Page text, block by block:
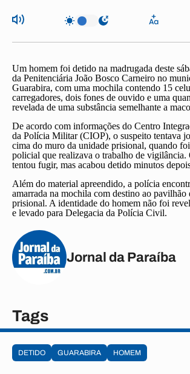
Um homem foi detido na madrugada deste
da Penitenciária João Bosco Carneiro no
Guarabira, com uma mochila contendo 15
carregadores, dois fones de ouvido e uma
revelada de uma substância semelhante a
De acordo com informações do Centro
da Polícia Militar (CIOP), o suspeito tentava
cima do muro da unidade prisional, quando
policial que realizava o trabalho de vigilância.
tentou fugir, mas acabou detido minutos
Além do material apreendido, a polícia
amarrada na mochila com destino ao pavilhão
prisional. A identidade do homem não foi
e levado para Delegacia da Polícia Civil.
Jornal da Paraíba
Tags
DETIDO GUARABIRA HOMEM